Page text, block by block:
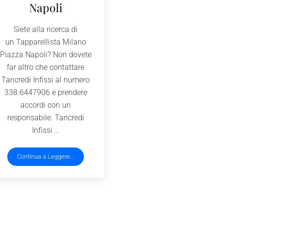
Napoli
Siete alla ricerca di
un Tapparellista Milano
Piazza Napoli? Non dovete
far altro che contattare
Tancredi Infissi al numero
338.6447906 e prendere
accordi con un
responsabile. Tancredi
Infissi …
Continua a Leggere...Tapparellista Milano Piazza Napoli